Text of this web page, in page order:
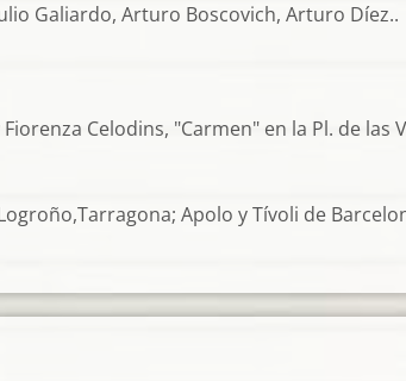
Galiardo, Arturo Boscovich, Arturo Díez..
Celodins, "Carmen" en la Pl. de las
Apolo y Tívoli de